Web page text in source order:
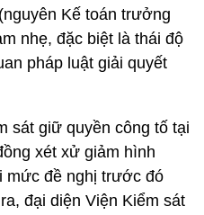
Kế toán trưởng
nhẹ, đặc biệt là thái độ
pháp luật giải quyết
sát giữ quyền công tố tại
xét xử giảm hình
mức đề nghị trước đó
đại diện Viện Kiểm sát